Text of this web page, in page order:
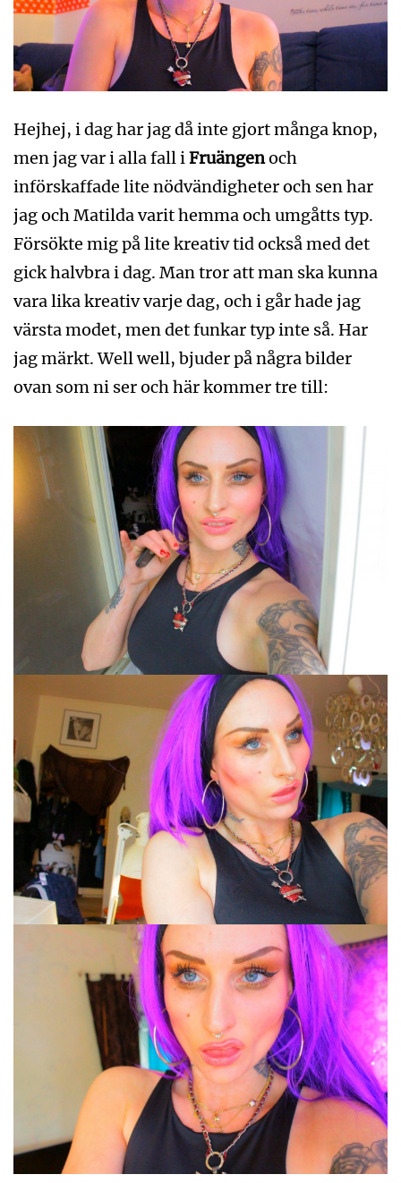
Hejhej, i dag har jag då inte gjort många knop,
men jag var i alla fall iFruängenoch
införskaffade lite nödvändigheter och sen har
jag och Matilda varit hemma och umgåtts typ.
Försökte mig på lite kreativ tid också med det
gick halvbra i dag. Man tror att man ska kunna
vara lika kreativ varje dag, och i går hade jag
värsta modet, men det funkar typ inte så. Har
jag märkt. Well well, bjuder på några bilder
ovan som ni ser och här kommer tre till: